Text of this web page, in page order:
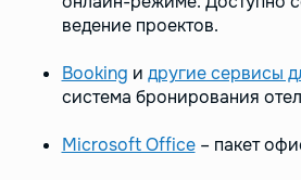
ведение проектов.
Booking и другие сервисы
система бронирования
Microsoft Office– пакет